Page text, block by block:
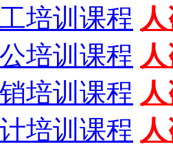
培训课程
培训课程
培训课程
培训课程